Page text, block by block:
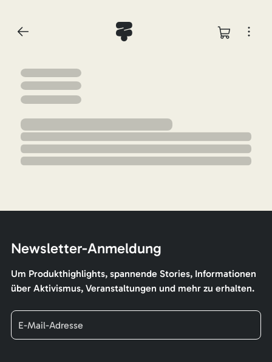
Newsletter-Anmeldung
Um Produkthighlights, spannende Stories, Informationen
über Aktivismus, Veranstaltungen und mehr zu erhalten.